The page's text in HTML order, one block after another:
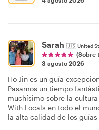
Sarah 🇺🇸United
(Sobre
3 agosto 2026
Ho Jin es un guía
Pasamos un tiempo
muchísimo sobre la
With Locals en todo el
la alta calidad de los